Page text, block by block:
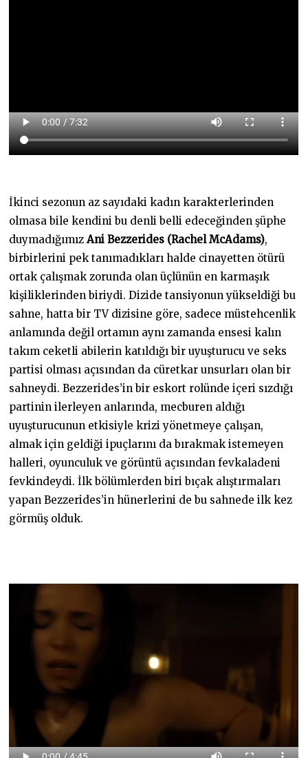
İkinci sezonun az sayıdaki kadın karakterlerinden
olmasa bile kendini bu denli belli edeceğinden şüphe
duymadığımızAni Bezzerides (Rachel McAdams),
birbirlerini pek tanımadıkları halde cinayetten ötürü
ortak çalışmak zorunda olan üçlünün en karmaşık
kişiliklerinden biriydi. Dizide tansiyonun yükseldiği bu
sahne, hatta bir TV dizisine göre, sadece müstehcenlik
anlamında değil ortamın aynı zamanda ensesi kalın
takım ceketli abilerin katıldığı bir uyuşturucu ve seks
partisi olması açısından da cüretkar unsurları olan bir
sahneydi. Bezzerides’in bir eskort rolünde içeri sızdığı
partinin ilerleyen anlarında, mecburen aldığı
uyuşturucunun etkisiyle krizi yönetmeye çalışan,
almak için geldiği ipuçlarını da bırakmak istemeyen
halleri, oyunculuk ve görüntü açısından fevkaladeni
fevkindeydi. İlk bölümlerden biri bıçak alıştırmaları
yapan Bezzerides’in hünerlerini de bu sahnede ilk kez
görmüş olduk.